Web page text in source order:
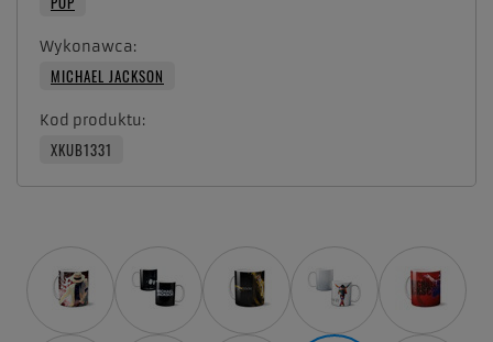
Wykonawca
MICHAEL JACKSON
Kod produktu
XKUB1331